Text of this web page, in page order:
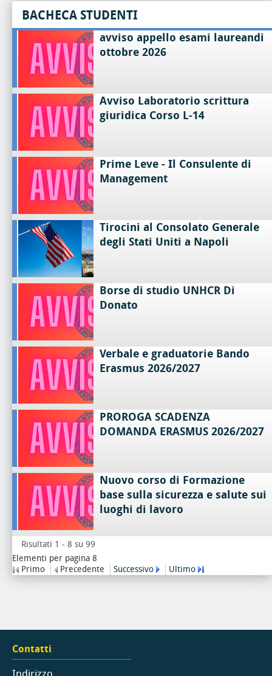
BACHECA STUDENTI
avviso appello esami laureandi
ottobre 2026
Avviso Laboratorio scrittura
giuridica Corso L-14
Prime Leve - Il Consulente di
Management
Tirocini al Consolato Generale
degli Stati Uniti a Napoli
Borse di studio UNHCR Di
Donato
Verbale e graduatorie Bando
Erasmus 2026/2027
PROROGA SCADENZA
DOMANDA ERASMUS 2026/2027
Nuovo corso di Formazione
base sulla sicurezza e salute sui
luoghi di lavoro
Risultati 1 - 8 su 99
Elementi per pagina 8
Primo
Precedente Successivo Ultimo
Contatti
Indirizzo